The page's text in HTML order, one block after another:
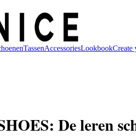
TassenAccessoriesLookbookCreate
De leren